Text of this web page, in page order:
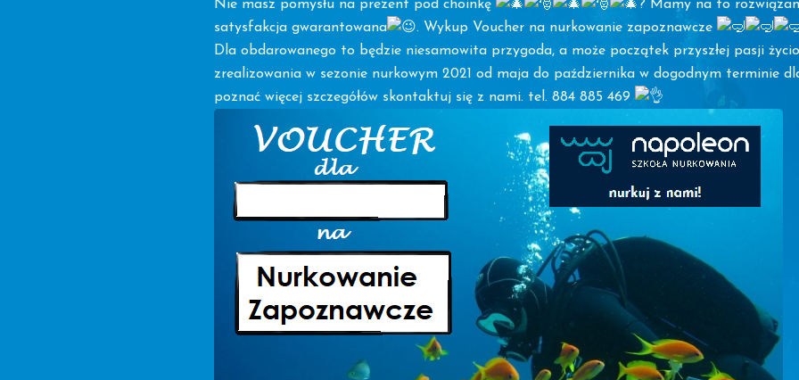
Nie masz pomysłu na prezent pod choinkę
? Mamy na to
satysfakcja gwarantowana
. Wykup Voucher na nurkowanie zapoznawcze
Dla obdarowanego to będzie niesamowita przygoda, a może początek przyszłej pasji
zrealizowania w sezonie nurkowym 2021 od maja do października w dogodnym terminie
poznać więcej szczegółów skontaktuj się z nami. tel. 884 885 469